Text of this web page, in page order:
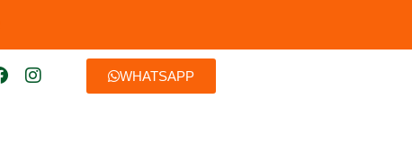
WHATSAPP